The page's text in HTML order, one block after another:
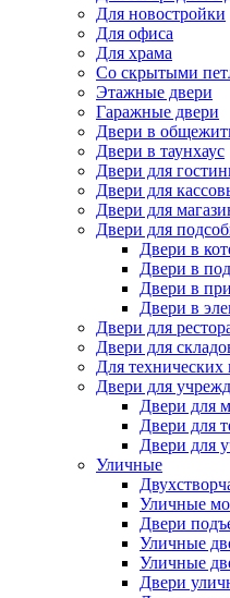
Для новостройки
Для офиса
Для храма
Со скрытыми
Этажные двери
Гаражные двери
Двери в
Двери в таунхаус
Двери для
Двери для
Двери для
Двери для
Двери в
Двери в
Двери в
Двери в
Двери для
Двери для
Для
Двери для
Двери для
Двери для
Двери для
Уличные
Уличные
Двери
Уличные
Уличные
Двери